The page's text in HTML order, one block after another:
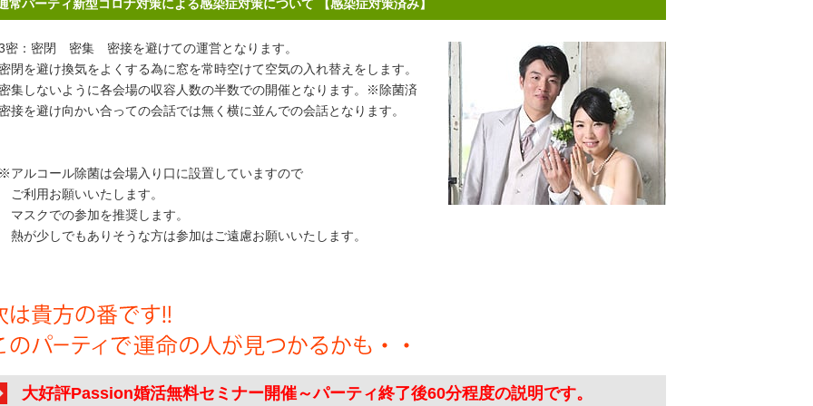
常パーティ新型コロナ対策による感染症対策について 【感染症対策済み】
：密閉 密集 密接を避けての運営となります。
閉を避け換気をよくする為に窓を常時空けて空気の入れ替えをします。
集しないように各会場の収容人数の半数での開催となります。※除菌済
接を避け向かい合っての会話では無く横に並んでの会話となります。
ルコール除菌は会場入り口に設置していますので
利用お願いいたします。
スクでの参加を推奨します。
が少しでもありそうな方は参加はご遠慮お願いいたします。
大好評Passion婚活無料セミナー開催～パーティ終了後60分程度の説明です。